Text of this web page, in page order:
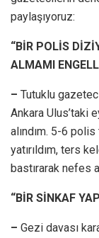
paylaşıyoruz:
“BİR POLİS
ALMAMI
– Tutuklu
Ankara Ulus’taki
alındım. 5-6
yatırıldım, ters
bastırarak nefes
“BİR SİNKAF
– Gezi davası